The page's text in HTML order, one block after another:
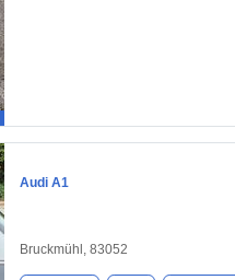
Audi A1
Bruckmühl, 83052